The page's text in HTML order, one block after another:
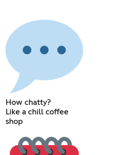
How chatty?
Like a chill coffee
shop